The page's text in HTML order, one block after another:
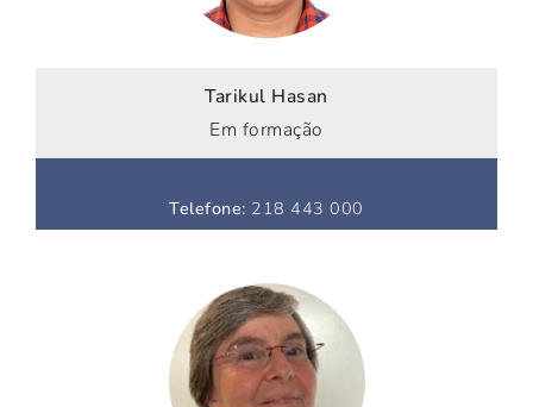
Tarikul Hasan
Em formação
Telefone: 218 443 000